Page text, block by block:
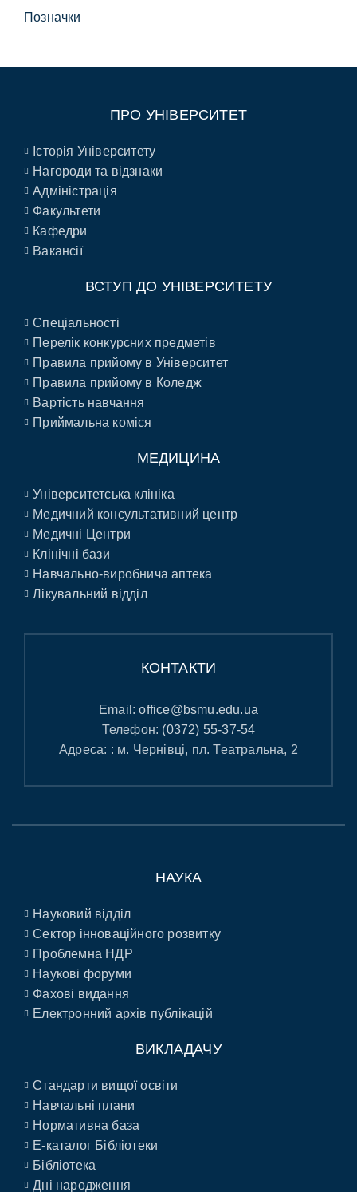
Позначки
ПРО УНІВЕРСИТЕТ
Історія Університету
Нагороди та відзнаки
Адміністрація
Факультети
Кафедри
Вакансії
ВСТУП ДО УНІВЕРСИТЕТУ
Спеціальності
Перелік конкурсних предметів
Правила прийому в Університет
Правила прийому в Коледж
Вартість навчання
Приймальна коміся
МЕДИЦИНА
Університетська клініка
Медичний консультативний центр
Медичні Центри
Клінічні бази
Навчально-виробнича аптека
Лікувальний відділ
КОНТАКТИ
Email:office@bsmu.edu.ua
Телефон: (0372) 55-37-54
Адреса: : м. Чернівці, пл. Театральна, 2
НАУКА
Науковий відділ
Сектор інноваційного розвитку
Проблемна НДР
Наукові форуми
Фахові видання
Електронний архів публікацій
ВИКЛАДАЧУ
Стандарти вищої освіти
Навчальні плани
Нормативна база
E-каталог Бібліотеки
Бібліотека
Дні народження